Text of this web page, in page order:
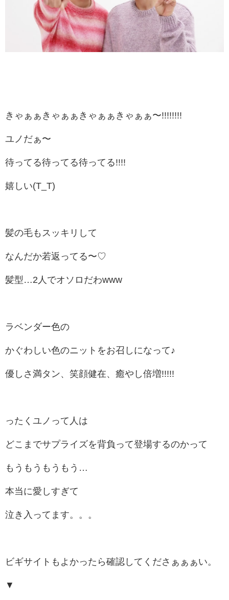
きゃぁぁきゃぁぁきゃぁぁきゃぁぁ〜!!!!!!!!
ユノだぁ〜
待ってる待ってる待ってる!!!!
嬉しい(T_T)
髪の毛もスッキリして
なんだか若返ってる〜♡
髪型…2人でオソロだわwww
ラベンダー色の
かぐわしい色のニットをお召しになって♪
優しさ満タン、笑顔健在、癒やし倍増!!!!!
ったくユノって人は
どこまでサプライズを背負って登場するのかって
もうもうもうもう…
本当に愛しすぎて
泣き入ってます。。。
ビギサイトもよかったら確認してくださぁぁぁい。
▼